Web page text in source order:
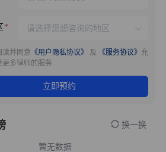
读并同意 《用户隐私协议》 及 《服务协议》 允
更多律师的服务
立即预约
换一换
暂无数据